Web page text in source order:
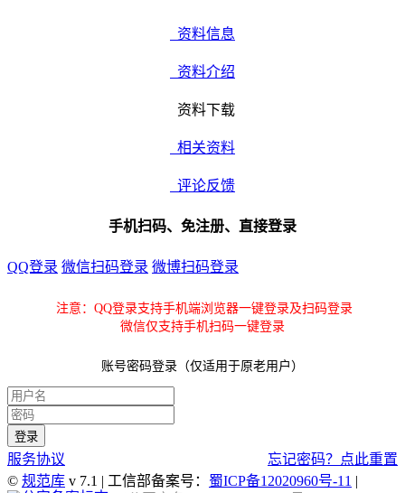
资料信息
资料介绍
资料下载
相关资料
评论反馈
手机扫码、免注册、直接登录
QQ登录 微信扫码登录 微博扫码登录
注意：QQ登录支持手机端浏览器一键登录及扫码登录
微信仅支持手机扫码一键登录
账号密码登录（仅适用于原老用户）
服务协议
忘记密码？点此重置
© 规范库 v 7.1 | 工信部备案号： 蜀ICP备12020960号-11 |